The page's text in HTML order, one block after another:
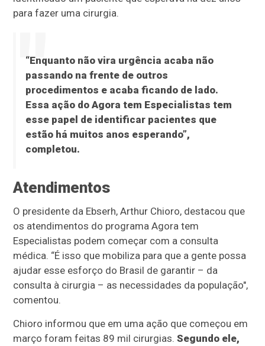
para fazer uma cirurgia.
“Enquanto não vira urgência acaba não
passando na frente de outros
procedimentos e acaba ficando de lado.
Essa ação do Agora tem Especialistas tem
esse papel de identificar pacientes que
estão há muitos anos esperando”,
completou.
Atendimentos
O presidente da Ebserh, Arthur Chioro, destacou que
os atendimentos do programa Agora tem
Especialistas podem começar com a consulta
médica. “É isso que mobiliza para que a gente possa
ajudar esse esforço do Brasil de garantir – da
consulta à cirurgia – as necessidades da população",
comentou.
Chioro informou que em uma ação que começou em
março foram feitas 89 mil cirurgias.Segundo ele,